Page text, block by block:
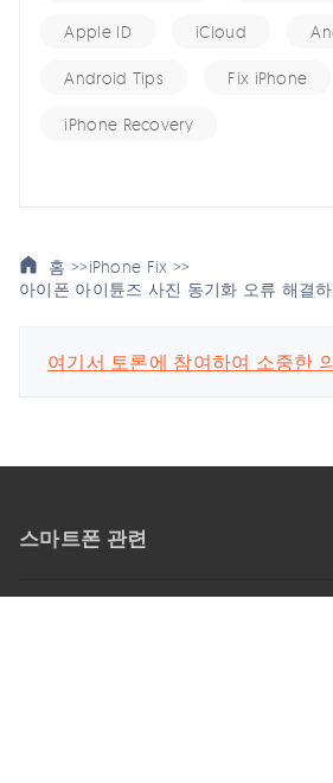
Apple ID iCloud
Android Tips Fix iPhone
iPhone Recovery
홈 >>iPhone Fix >>
아이폰 아이튠즈 사진 동기화 오류 해결
여기서 토론에 참여하여 소중한
스마트폰 관련